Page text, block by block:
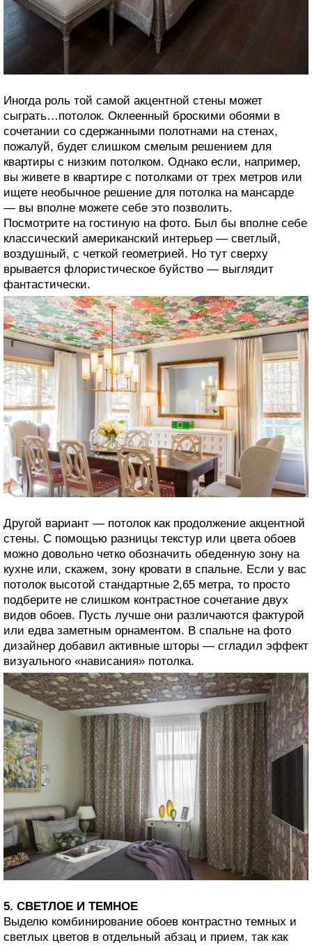
Иногда роль той самой акцентной стены может
сыграть…потолок. Оклеенный броскими обоями в
сочетании со сдержанными полотнами на стенах,
пожалуй, будет слишком смелым решением для
квартиры с низким потолком. Однако если, например,
вы живете в квартире с потолками от трех метров или
ищете необычное решение для потолка на мансарде
— вы вполне можете себе это позволить.
Посмотрите на гостиную на фото. Был бы вполне себе
классический американский интерьер — светлый,
воздушный, с четкой геометрией. Но тут сверху
врывается флористическое буйство — выглядит
фантастически.
Другой вариант — потолок как продолжение акцентной
стены. С помощью разницы текстур или цвета обоев
можно довольно четко обозначить обеденную зону на
кухне или, скажем, зону кровати в спальне. Если у вас
потолок высотой стандартные 2,65 метра, то просто
подберите не слишком контрастное сочетание двух
видов обоев. Пусть лучше они различаются фактурой
или едва заметным орнаментом. В спальне на фото
дизайнер добавил активные шторы — сгладил эффект
визуального «нависания» потолка.
5. СВЕТЛОЕ И ТЕМНОЕ
Выделю комбинирование обоев контрастно темных и
светлых цветов в отдельный абзац и прием, так как